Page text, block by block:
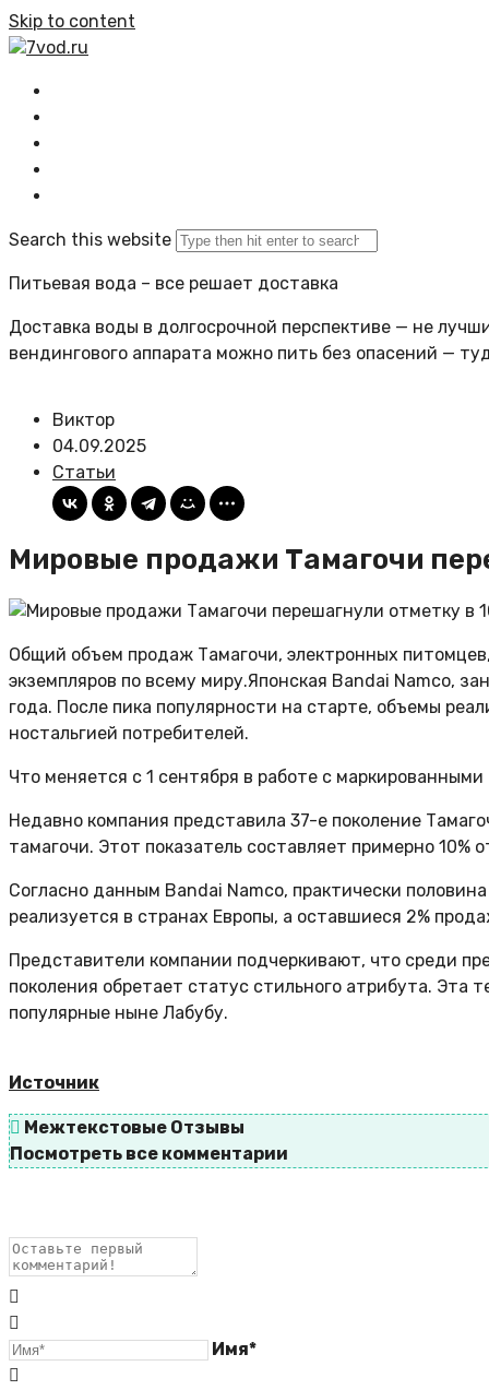
Skip to content
7vod.ru
Search this website
Питьевая вода – все решает доставка
Доставка воды в долгосрочной перспективе — не
вендингового аппарата можно пить без опасений —
Виктор
04.09.2025
Статьи
Мировые продажи Тамагочи
Общий объем продаж Тамагочи, электронных
экземпляров по всему миру.Японская Bandai Namco,
года. После пика популярности на старте, объемы
ностальгией потребителей.
Что меняется с 1 сентября в работе с
Недавно компания представила 37-е поколение
тамагочи. Этот показатель составляет примерно
Согласно данным Bandai Namco, практически
реализуется в странах Европы, а оставшиеся 2%
Представители компании подчеркивают, что среди
поколения обретает статус стильного атрибута. Эта
популярные ныне Лабубу.
Источник
Межтекстовые Отзывы
Посмотреть все комментарии
Имя*